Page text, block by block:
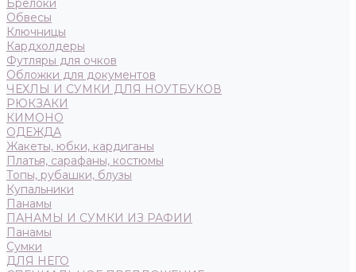
Брелоки
Обвесы
Ключницы
Кардхолдеры
Футляры для очков
Обложки для документов
ЧЕХЛЫ И СУМКИ ДЛЯ НОУТБУКОВ
РЮКЗАКИ
КИМОНО
ОДЕЖДА
Жакеты, юбки, кардиганы
Платья, сарафаны, костюмы
Топы, рубашки, блузы
Купальники
Панамы
ПАНАМЫ И СУМКИ ИЗ РАФИИ
Панамы
Сумки
ДЛЯ НЕГО